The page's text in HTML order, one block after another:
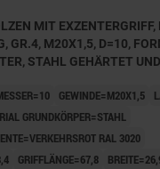
MIT EXZENTERGRIFF,
GR.4, M20X1,5, D=10,
STAHL GEHÄRTET
GEWINDE=M20X1,5
GRUNDKÖRPER=STAHL
RAL 3020
GRIFFLÄNGE=67,8